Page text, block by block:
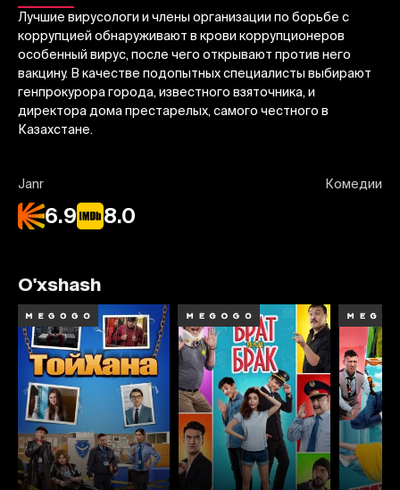
Лучшие вирусологи и члены организации по борьбе с
коррупцией обнаруживают в крови коррупционеров
особенный вирус, после чего открывают против него
вакцину. В качестве подопытных специалисты выбирают
генпрокурора города, известного взяточника, и
директора дома престарелых, самого честного в
Казахстане.
Janr Комедии
6.9 8.0
O'xshash
6.7 6.8 6.5 7.0